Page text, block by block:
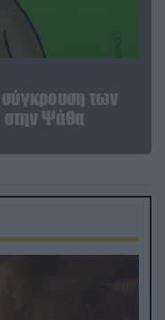
σύγκρουση των
στην Ψάθα